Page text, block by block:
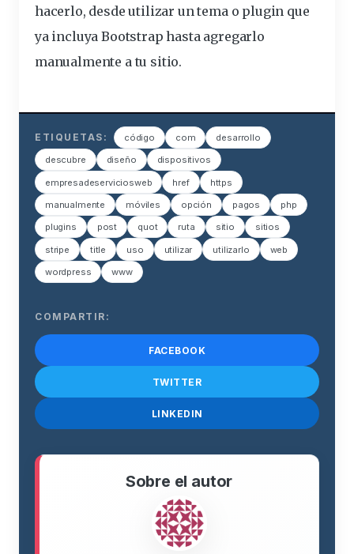
hacerlo, desde utilizar un tema o plugin que
ya incluya Bootstrap hasta agregarlo
manualmente a tu sitio.
ETIQUETAS: código com desarrollo
descubre diseño dispositivos
empresadeserviciosweb href https
manualmente móviles opción pagos php
plugins post quot ruta sitio sitios
stripe title uso utilizar utilizarlo web
wordpress www
COMPARTIR:
FACEBOOK
TWITTER
LINKEDIN
Sobre el autor